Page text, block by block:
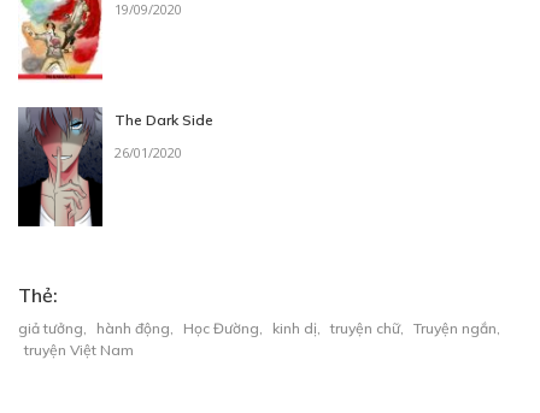
19/09/2020
The Dark Side
26/01/2020
Thẻ:
giả tưởng hành động Học Đường kinh dị truyện chữ, Truyện ngắn
truyện Việt Nam